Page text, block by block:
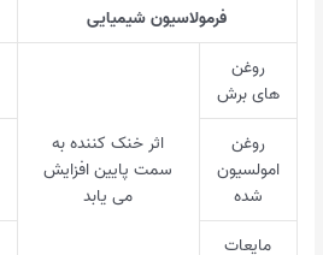
فرمولاسیون شیمیایی
روغن
های برش
اثر خنک کننده به
سمت پایین افزایش
می یابد
روغن
امولسیون
شده
مایعات